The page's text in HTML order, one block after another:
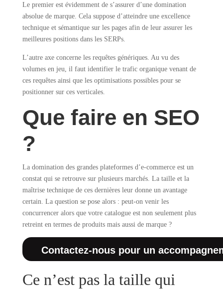
Le premier est évidemment de s’assurer d’une domination
absolue de marque. Cela suppose d’atteindre une excellence
technique et sémantique sur les pages afin de leur assurer les
meilleures positions dans les SERPs.
L’autre axe concerne les requêtes génériques. Au vu des
volumes en jeu, il faut identifier le trafic organique venant de
ces requêtes ainsi que les optimisations possibles pour se
positionner sur ces verticales.
Que faire en SEO
?
La domination des grandes plateformes d’e-commerce est un
constat qui se retrouve sur plusieurs marchés. La taille et la
maîtrise technique de ces dernières leur donne un avantage
certain. La question se pose alors : peut-on venir les
concurrencer alors que votre catalogue est non seulement plus
retreint en termes de produits mais aussi de marque ?
Contactez-nous pour un
Ce n’est pas la taille qui